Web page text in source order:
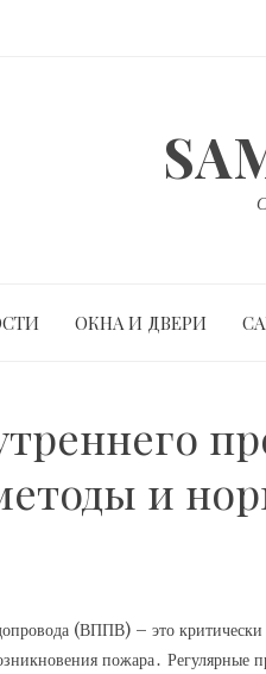
ОКНА И ДВЕРИ
и
(ВППВ) – это
пожара․ Регулярные